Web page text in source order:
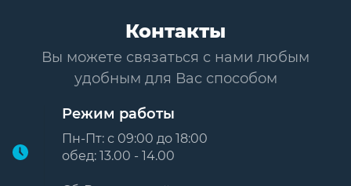
Контакты
Вы можете связаться с нами любым
удобным для Вас способом
Режим работы
Пн-Пт: с 09:00 до 18:00
обед: 13.00 - 14.00